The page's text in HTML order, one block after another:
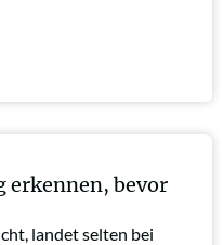
erkennen, bevor
landet selten bei